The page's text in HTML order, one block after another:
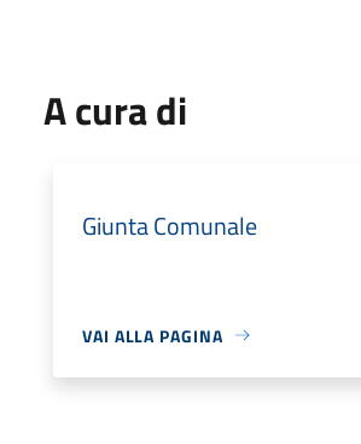
A cura di
Giunta Comunale
VAI ALLA PAGINA